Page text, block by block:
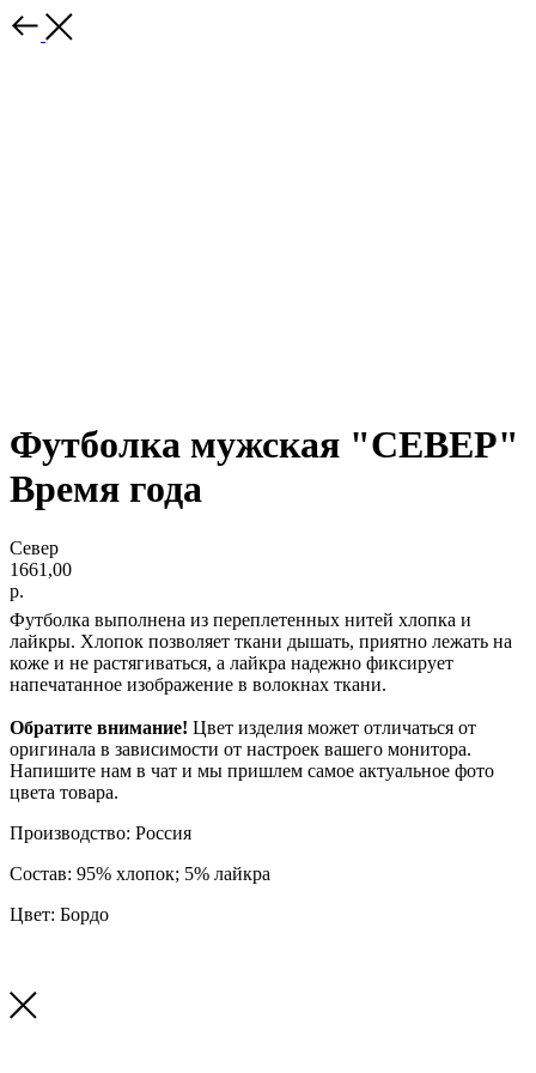
Футболка мужская "СЕВЕР"
Время года
Север
1661,00
р.
Футболка выполнена из переплетенных нитей хлопка и
лайкры. Хлопок позволяет ткани дышать, приятно лежать на
коже и не растягиваться, а лайкра надежно фиксирует
напечатанное изображение в волокнах ткани.
Обратите внимание! Цвет изделия может отличаться от
оригинала в зависимости от настроек вашего монитора.
Напишите нам в чат и мы пришлем самое актуальное фото
цвета товара.
Производство: Россия
Состав: 95% хлопок; 5% лайкра
Цвет: Бордо